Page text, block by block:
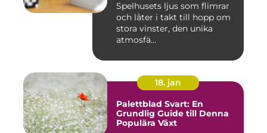
Spelhusets ljus som flimrar
och låter i takt till hopp om
stora vinster, den unika
atmosfä...
18. jan
Palettblad Svart: En
Grundlig Guide till Denna
Populära Växt